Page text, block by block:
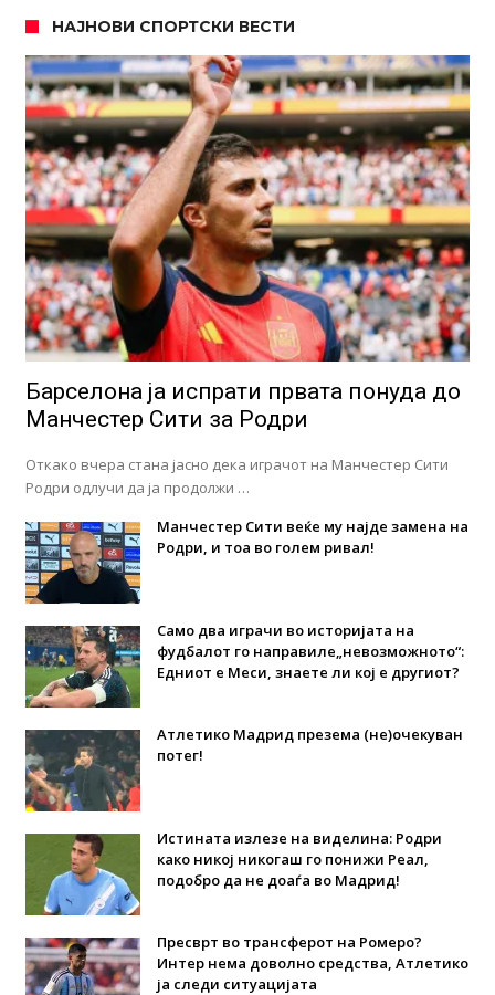
НАЈНОВИ СПОРТСКИ ВЕСТИ
Барселона ја испрати првата понуда до
Манчестер Сити за Родри
Откако вчера стана јасно дека играчот на Манчестер Сити
Родри одлучи да ја продолжи …
Манчестер Сити веќе му најде замена на
Родри, и тоа во голем ривал!
Само два играчи во историјата на
фудбалот го направиле„невозможното“:
Едниот е Меси, знаете ли кој е другиот?
Атлетико Мадрид презема (не)очекуван
потег!
Истината излезе на виделина: Родри
како никој никогаш го понижи Реал,
подобро да не доаѓа во Мадрид!
Пресврт во трансферот на Ромеро?
Интер нема доволно средства, Атлетико
ја следи ситуацијата